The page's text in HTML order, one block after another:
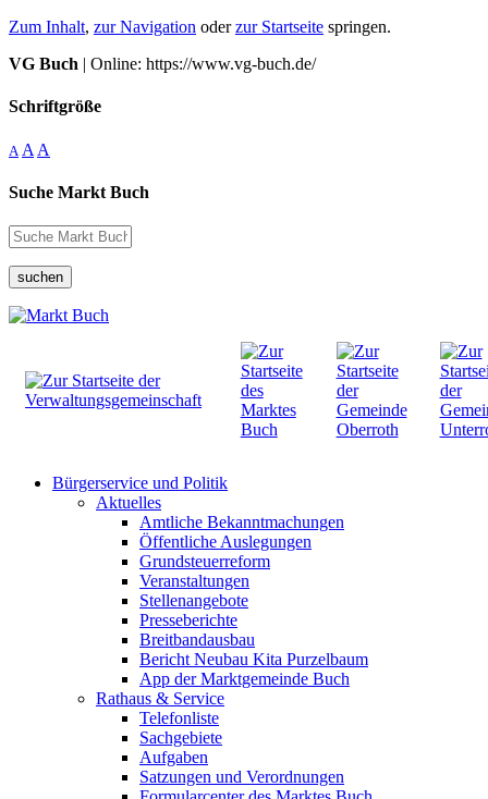
Zum Inhalt, zur Navigation oderzur Startseite springen.
VG Buch | Online: https://www.vg-buch.de/
Schriftgröße
A A A
Suche Markt Buch
suchen
Bürgerservice und Politik
Aktuelles
Amtliche Bekanntmachungen
Öffentliche Auslegungen
Grundsteuerreform
Veranstaltungen
Stellenangebote
Presseberichte
Breitbandausbau
Bericht Neubau Kita Purzelbaum
App der Marktgemeinde Buch
Rathaus & Service
Telefonliste
Sachgebiete
Aufgaben
Satzungen und Verordnungen